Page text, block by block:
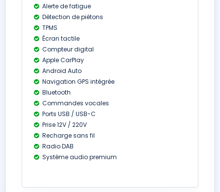
Alerte de fatigue
Détection de piétons
TPMS
Écran tactile
Compteur digital
Apple CarPlay
Android Auto
Navigation GPS intégrée
Bluetooth
Commandes vocales
Ports USB / USB-C
Prise 12V / 220V
Recharge sans fil
Radio DAB
Système audio premium